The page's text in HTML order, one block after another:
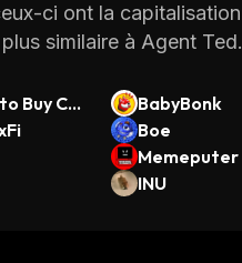
ci ont la capitalisation
similaire à Agent Ted.
Buy Cry
BabyBonk
Boe
Memeputer
INU